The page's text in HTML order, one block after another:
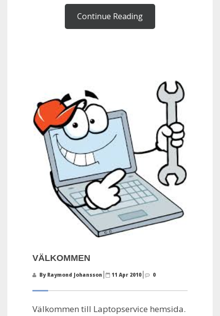
Continue Reading
VÄLKOMMEN
By Raymond Johansson 11 Apr 2010 0
Välkommen till Laptopservice hemsida.